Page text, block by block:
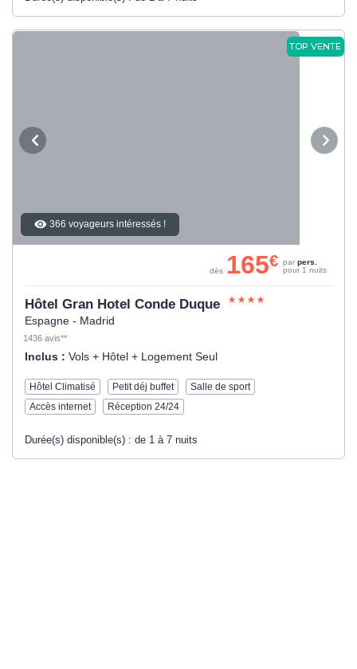
TOP VENTE
366 voyageurs intéressés !
Hôtel Gran Hotel Conde Duque
Espagne - Madrid
1436 avis**
Inclus : Vols + Hôtel + Logement Seul
Hôtel Climatisé Petit déj buffet
Salle de sport
Accès internet
Réception 24/24
Durée(s) disponible(s) : de 1 à 7 nuits
dès 165€ par pers.
pour 1 nuits